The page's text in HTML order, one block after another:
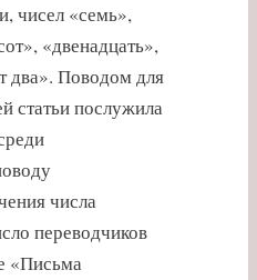
чисел «семь»,
«двенадцать»,
два». Поводом для
статьи послужила
числа
переводчиков
«Письма